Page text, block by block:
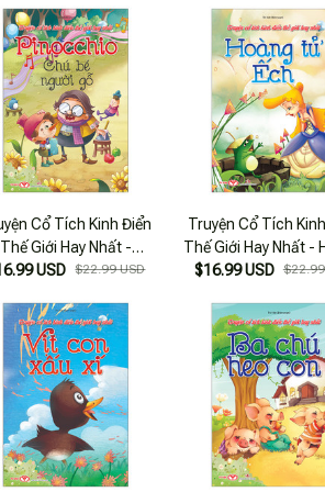
Cổ Tích Kinh Điển
Thế Giới Hay Nhất -
Chú Bé Người Gỗ
USD $22.99 USD
Truyện Cổ Tích
Thế Giới Hay Nhất -
Từ Ếch
$16.99 USD